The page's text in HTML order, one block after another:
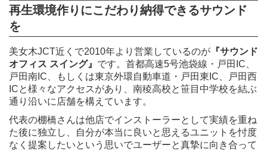
再生環境作りにこだわり納得できるサウンド
を
美女木JCT近くで2010年より営業しているのが 『サウンド
オフィス スイング』 です。首都高速5号池袋線・戸田IC、
戸田南IC、もしくは東京外環自動車道・戸田東IC、戸田西
ICと様々なアクセスがあり、南稜高校と笹目中学校を結ぶ
通り沿いに店舗を構えています。
代表の棚橋さんは他店でインストーラーとして実績を重ね
た後に独立し、自分が本当に良いと思えるユニットを忖度
なく提案したいという思いでユーザーと真摯に向き合って